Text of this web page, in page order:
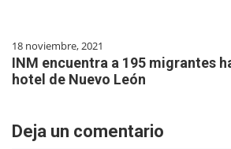
18 noviembre, 2021
INM encuentra a 195 migrantes
hotel de Nuevo León
Deja un comentario